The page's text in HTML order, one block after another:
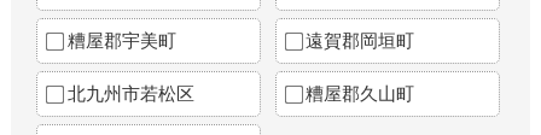
糟屋郡宇美町 遠賀郡岡垣町
北九州市若松区 糟屋郡久山町